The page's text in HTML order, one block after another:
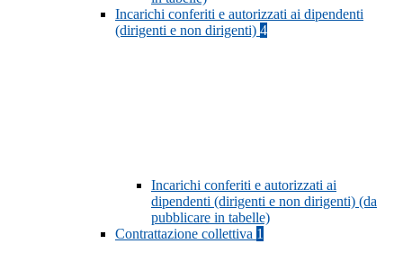
Incarichi conferiti e autorizzati ai dipendenti
(dirigenti e non dirigenti) 4
Incarichi conferiti e autorizzati ai
dipendenti (dirigenti e non dirigenti) (da
pubblicare in tabelle)
Contrattazione collettiva 1